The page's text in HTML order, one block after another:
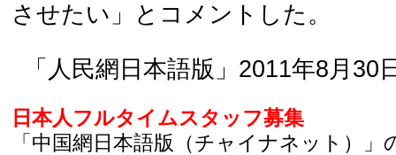
させたい」とコメントした。
「人民網日本語版」2011年8月30
日本人フルタイムスタッフ募集
「中国網日本語版（チャイナネット）」